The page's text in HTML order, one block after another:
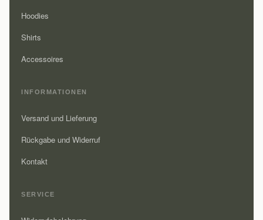
Hoodies
Shirts
Accessoires
INFORMATIONEN
Versand und Lieferung
Rückgabe und Widerruf
Kontakt
SERVICE